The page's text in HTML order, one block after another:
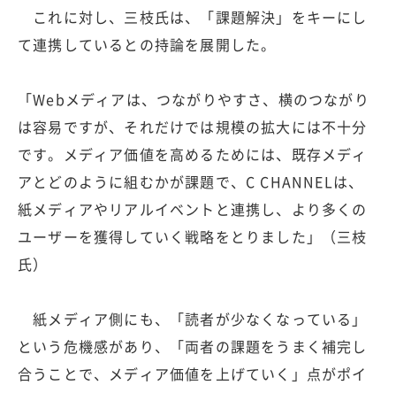
これに対し、三枝氏は、「課題解決」をキーにし
て連携しているとの持論を展開した。
「Webメディアは、つながりやすさ、横のつながり
は容易ですが、それだけでは規模の拡大には不十分
です。メディア価値を高めるためには、既存メディ
アとどのように組むかが課題で、C CHANNELは、
紙メディアやリアルイベントと連携し、より多くの
ユーザーを獲得していく戦略をとりました」（三枝
氏）
紙メディア側にも、「読者が少なくなっている」
という危機感があり、「両者の課題をうまく補完し
合うことで、メディア価値を上げていく」点がポイ